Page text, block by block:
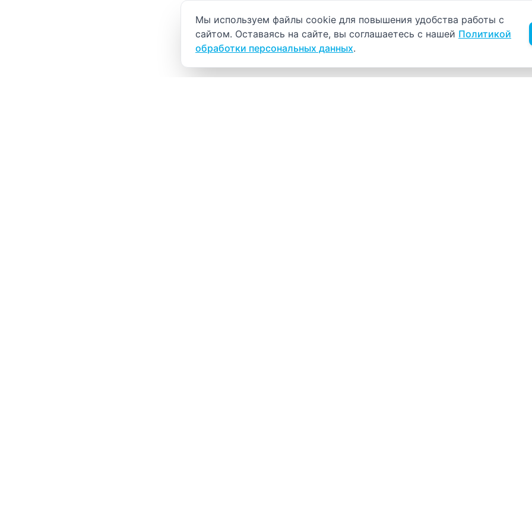
Уведомление об использовании cookie
Мы используем файлы cookie для повышения удобства работы с
сайтом. Оставаясь на сайте, вы соглашаетесь с нашей Политикой
обработки персональных данных.